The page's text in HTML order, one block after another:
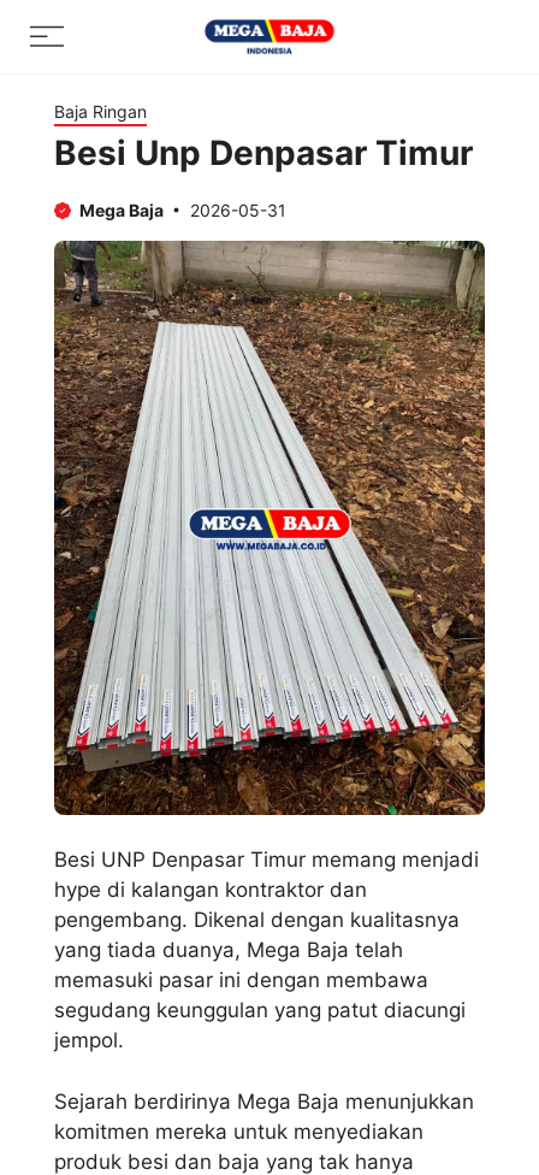
Menu
Baja Ringan
Besi Unp Denpasar Timur
Mega Baja 2026-05-31
Besi UNP Denpasar Timur memang menjadi
hype di kalangan kontraktor dan
pengembang. Dikenal dengan kualitasnya
yang tiada duanya, Mega Baja telah
memasuki pasar ini dengan membawa
segudang keunggulan yang patut diacungi
jempol.
Sejarah berdirinya Mega Baja menunjukkan
komitmen mereka untuk menyediakan
produk besi dan baja yang tak hanya